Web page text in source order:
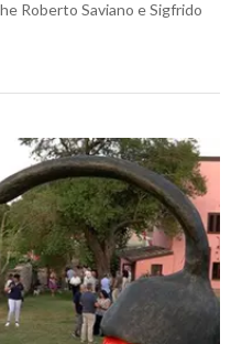
Roberto Saviano e Sigfrido